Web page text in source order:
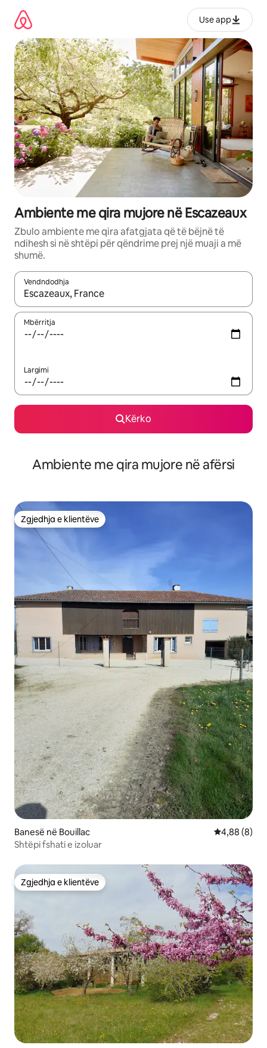
përmbajtja
Use app
Ambiente me qira mujore në Escazeaux
Zbulo ambiente me qira afatgjata që të bëjnë të
ndihesh si në shtëpi për qëndrime prej një muaji a më
shumë.
Vendndodhja
Kur rezultatet të jenë të disponueshme, lëviz me butonat e
Mbërritja
Largimi
Kërko
Ambiente me qira mujore në afërsi
Zgjedhja e klientëve
Zgjedhja e klientëve
Banesë në Bouillac Vlerësimi
4,88 (8)
Shtëpi fshati e izoluar
Zgjedhja e klientëve
Zgjedhja e klientëve